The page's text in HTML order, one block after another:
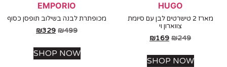
HUGO
מארז 2 טישרטים לבן עם סיומת
צווארון וי
₪
₪169
SHOP NOW
EMPORIO
מכופתרת לבנה בשילוב תופסן כסוף
₪
₪329
SHOP NOW